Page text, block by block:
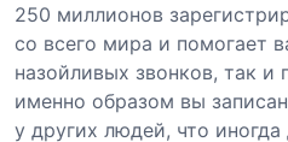
250 миллионов
со всего мира и помогает
назойливых звонков, так и
именно образом вы
у других людей, что